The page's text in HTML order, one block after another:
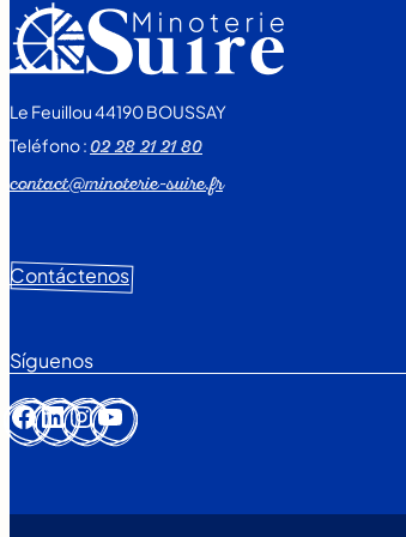
Le Feuillou 44190 BOUSSAY
Teléfono :02 28 21 21 80
contact@minoterie-suire.fr
Contáctenos
Síguenos
Facebook LinkedIn InstagramYouTube